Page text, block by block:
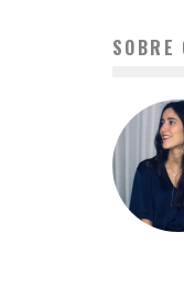
SOBRE